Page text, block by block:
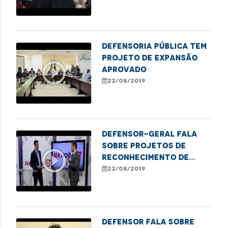
play_circle_outline
Defensoria Pública tem
projeto de expansão
aprovado
22/08/2019
play_circle_outline
Defensor-geral fala
sobre projetos de
reconhecimento de
paternidade da
22/08/2019
Defensor fala sobre